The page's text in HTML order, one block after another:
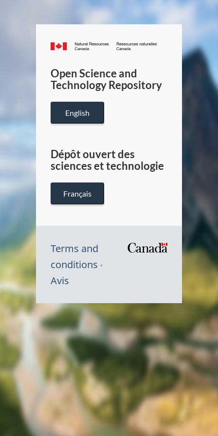
Canada.ca
/
Canada
Open Science and
Technology Repository
English
Dépôt ouvert des
sciences et technologie
Français
Terms and
conditions
Avis
Canada